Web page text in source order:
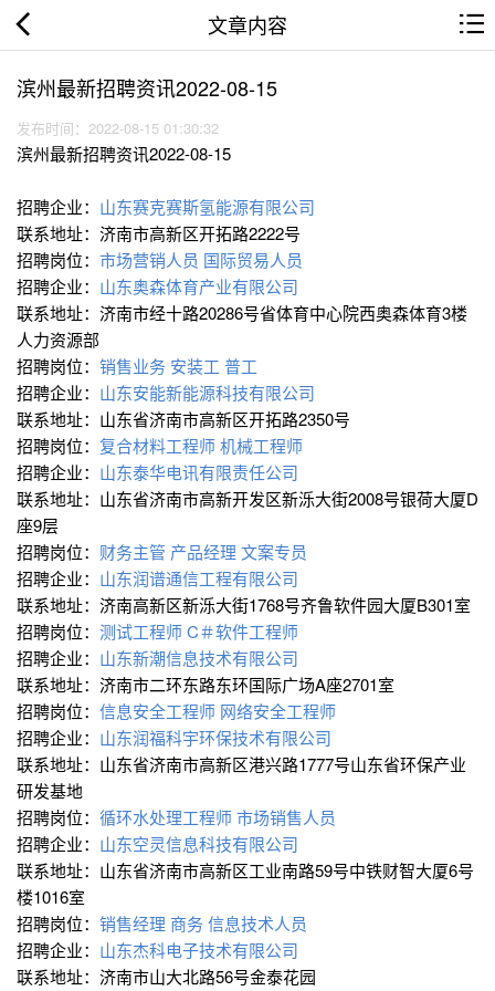
文章内容
滨州最新招聘资讯2022-08-15
发布时间：2022-08-15 01:30:32
滨州最新招聘资讯2022-08-15
招聘企业： 山东赛克赛斯氢能源有限公司
联系地址：济南市高新区开拓路2222号
招聘岗位： 市场营销人员 国际贸易人员
招聘企业： 山东奥森体育产业有限公司
联系地址：济南市经十路20286号省体育中心院西奥森体育3楼
人力资源部
招聘岗位： 销售业务 安装工 普工
招聘企业： 山东安能新能源科技有限公司
联系地址：山东省济南市高新区开拓路2350号
招聘岗位： 复合材料工程师机械工程师
招聘企业： 山东泰华电讯有限责任公司
联系地址：山东省济南市高新开发区新泺大街2008号银荷大厦D
座9层
招聘岗位： 财务主管 产品经理 文案专员
招聘企业： 山东润谱通信工程有限公司
联系地址：济南高新区新泺大街1768号齐鲁软件园大厦B301室
招聘岗位： 测试工程师C＃软件工程师
招聘企业： 山东新潮信息技术有限公司
联系地址：济南市二环东路东环国际广场A座2701室
招聘岗位： 信息安全工程师 网络安全工程师
招聘企业： 山东润福科宇环保技术有限公司
联系地址：山东省济南市高新区港兴路1777号山东省环保产业
研发基地
招聘岗位： 循环水处理工程师市场销售人员
招聘企业： 山东空灵信息科技有限公司
联系地址：山东省济南市高新区工业南路59号中铁财智大厦6号
楼1016室
招聘岗位： 销售经理 商务信息技术人员
招聘企业： 山东杰科电子技术有限公司
联系地址：济南市山大北路56号金泰花园